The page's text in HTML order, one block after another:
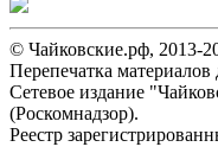
© Чайковские.рф, 2013-
Перепечатка
Сетевое издание
(Роскомнадзор).
Реестр